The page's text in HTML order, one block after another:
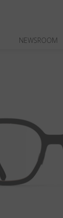
NEWSROOM